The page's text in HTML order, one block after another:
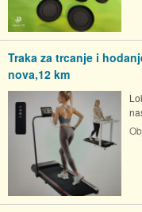
Traka za trcanje i
nova,12 km